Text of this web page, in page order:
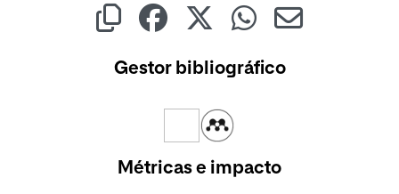
Gestor bibliográfico
Métricas e impacto